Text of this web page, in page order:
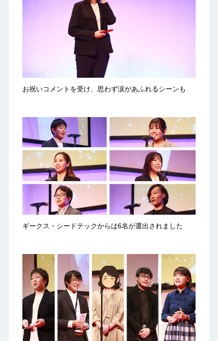
お祝いコメントを受け、思わず涙があふれるシーンも
ギークス・シードテックからは6名が選出されました